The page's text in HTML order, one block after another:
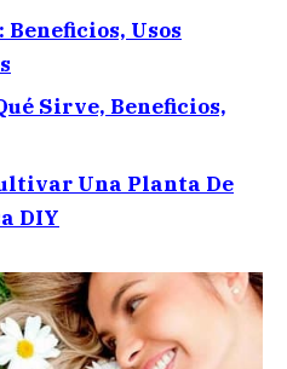
Usos
Sirve, Beneficios,
Una Planta De
DIY